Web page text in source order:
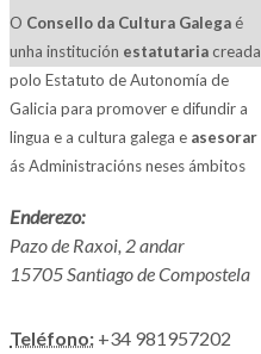
O Consello da Cultura Galega é
unha institución estatutariacreada
polo Estatuto de Autonomía de
Galicia para promover e difundir a
lingua e a cultura galega e asesorar
ás Administracións neses ámbitos
Enderezo:
Pazo de Raxoi, 2 andar
15705 Santiago de Compostela
Teléfono: +34 981957202